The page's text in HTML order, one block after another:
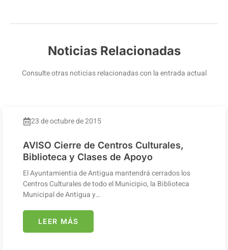
Noticias Relacionadas
Consulte otras noticias relacionadas con la entrada actual
23 de octubre de 2015
AVISO Cierre de Centros Culturales,
Biblioteca y Clases de Apoyo
El Ayuntamientia de Antigua mantendrá cerrados los
Centros Culturales de todo el Municipio, la Biblioteca
Municipal de Antigua y…
LEER MÁS